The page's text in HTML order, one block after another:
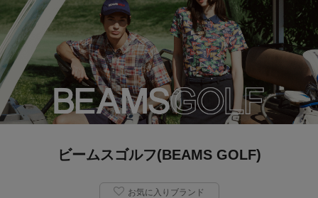
ビームスゴルフ(BEAMS GOLF)
お気に入りブランド